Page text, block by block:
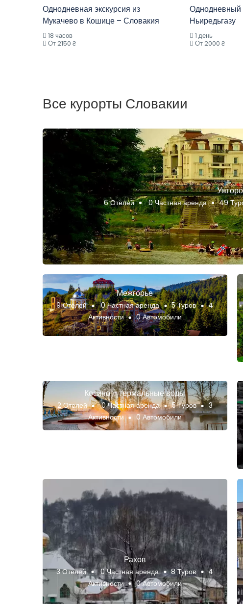
Однодневная экскурсия из
Мукачево в Кошице – Словакия
18 часов
От 2150 ₴
Однодневный
Ньиредьгазу
1 день
От 2000 ₴
Все курорты Словакии
6 Отелей 0 Частная аренда 49
Межгорье
9 Отелей 0 Частная аренда 5 Туров
4
Активности
0 Автомобили
Косино – термальные воды
2 Отелей 0 Частная аренда 5 Туров
3
Активности
0 Автомобили
Рахов
3 Отелей 0 Частная аренда 8 Туров
4
Активности
0 Автомобили